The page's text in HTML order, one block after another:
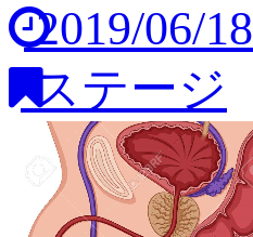
2019/06/18
ステージ